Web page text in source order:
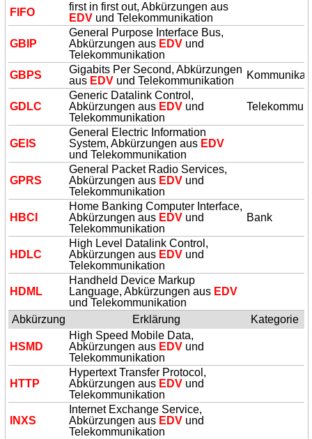
FIFO
first in first out, Abkürzungen aus
EDV und Telekommunikation
GBIP
General Purpose Interface Bus,
Abkürzungen aus EDV und
Telekommunikation
GBPS
Gigabits Per Second, Abkürzungen
aus EDV und Telekommunikation
GDLC
Generic Datalink Control,
Abkürzungen aus EDV und
Telekommunikation
GEIS
General Electric Information
System, Abkürzungen aus EDV
und Telekommunikation
GPRS
General Packet Radio Services,
Abkürzungen aus EDV und
Telekommunikation
HBCI
Home Banking Computer Interface,
Abkürzungen aus EDV und
Telekommunikation
Bank
HDLC
High Level Datalink Control,
Abkürzungen aus EDV und
Telekommunikation
HDML
Handheld Device Markup
Language, Abkürzungen aus EDV
und Telekommunikation
Abkürzung
Erklärung Kategorie
HSMD
High Speed Mobile Data,
Abkürzungen aus EDV und
Telekommunikation
HTTP
Hypertext Transfer Protocol,
Abkürzungen aus EDV und
Telekommunikation
INXS
Internet Exchange Service,
Abkürzungen aus EDV und
Telekommunikation